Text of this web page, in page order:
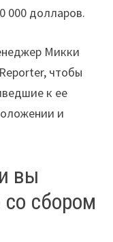
000 долларов.
Микки
чтобы
к ее
и
вы
сбором